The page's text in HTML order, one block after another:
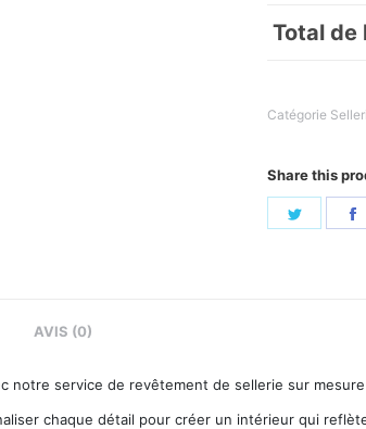
Total de
Catégorie
Share this
AVIS (0)
notre service de revêtement de sellerie sur mesure
chaque détail pour créer un intérieur qui